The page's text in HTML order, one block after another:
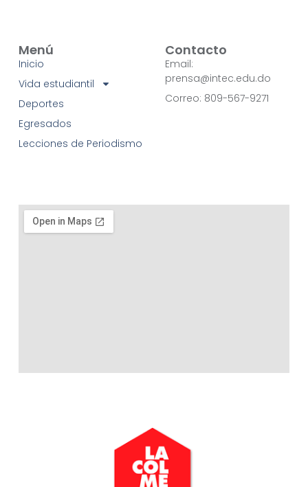
Menú
Inicio
Vida estudiantil
Deportes
Egresados
Lecciones de Periodismo
Contacto
Email:
prensa@intec.edu.do
Correo: 809-567-9271